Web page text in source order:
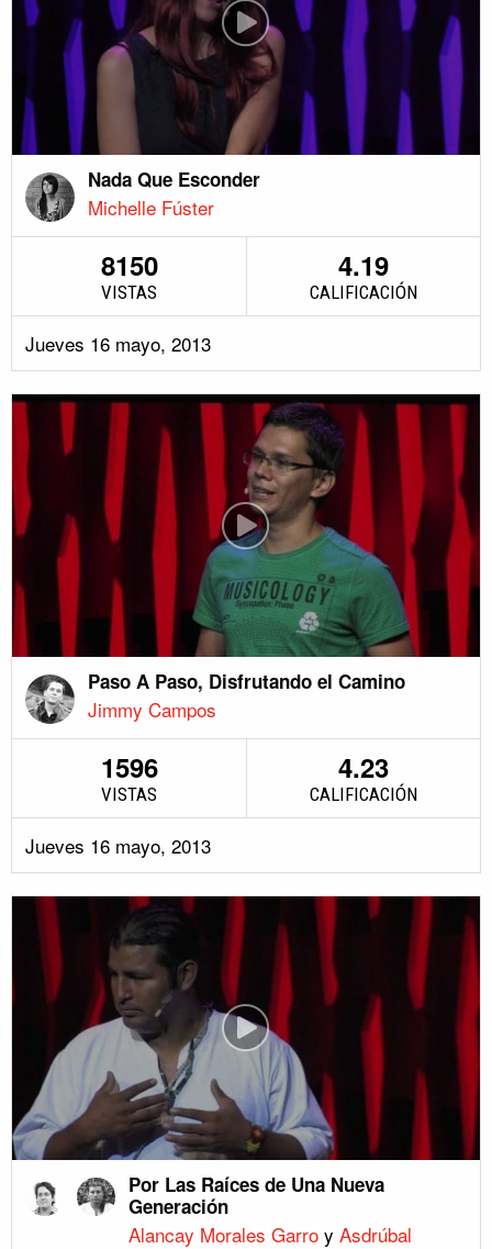
Nada Que Esconder
Michelle Fúster
8150
VISTAS
4.19
CALIFICACIÓN
Jueves 16 mayo, 2013
Paso A Paso, Disfrutando el Camino
Jimmy Campos
1596
VISTAS
4.23
CALIFICACIÓN
Jueves 16 mayo, 2013
Por Las Raíces de Una Nueva
Generación
Alancay Morales Garro yAsdrúbal